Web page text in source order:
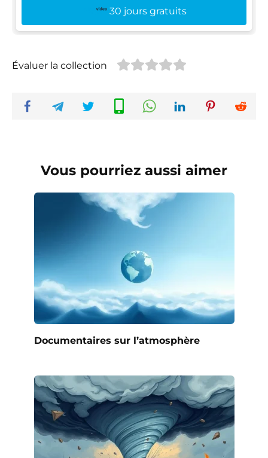
30 jours gratuits
Évaluer la collection
Vous pourriez aussi aimer
Documentaires sur l’atmosphère